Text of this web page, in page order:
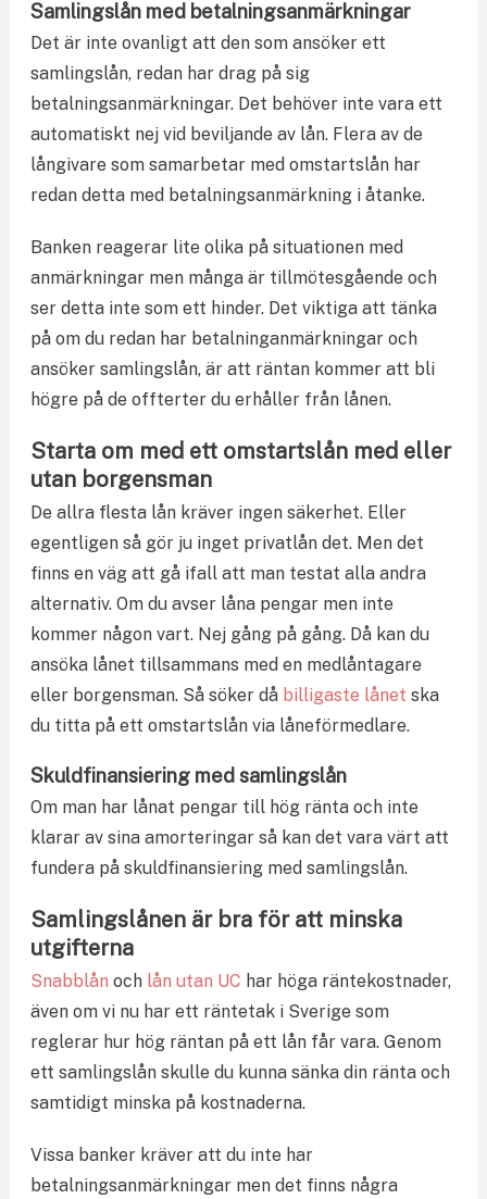
Samlingslån med betalningsanmärkningar
Det är inte ovanligt att den som ansöker ett
samlingslån, redan har drag på sig
betalningsanmärkningar. Det behöver inte vara ett
automatiskt nej vid beviljande av lån. Flera av de
långivare som samarbetar med omstartslån har
redan detta med betalningsanmärkning i åtanke.
Banken reagerar lite olika på situationen med
anmärkningar men många är tillmötesgående och
ser detta inte som ett hinder. Det viktiga att tänka
på om du redan har betalninganmärkningar och
ansöker samlingslån, är att räntan kommer att bli
högre på de offterter du erhåller från lånen.
Starta om med ett omstartslån med eller
utan borgensman
De allra flesta lån kräver ingen säkerhet. Eller
egentligen så gör ju inget privatlån det. Men det
finns en väg att gå ifall att man testat alla andra
alternativ. Om du avser låna pengar men inte
kommer någon vart. Nej gång på gång. Då kan du
ansöka lånet tillsammans med en medlåntagare
eller borgensman. Så söker då billigaste lånet ska
du titta på ett omstartslån via låneförmedlare.
Skuldfinansiering med samlingslån
Om man har lånat pengar till hög ränta och inte
klarar av sina amorteringar så kan det vara värt att
fundera på skuldfinansiering med samlingslån.
Samlingslånen är bra för att minska
utgifterna
Snabblån och lån utan UC har höga räntekostnader,
även om vi nu har ett räntetak i Sverige som
reglerar hur hög räntan på ett lån får vara. Genom
ett samlingslån skulle du kunna sänka din ränta och
samtidigt minska på kostnaderna.
Vissa banker kräver att du inte har
betalningsanmärkningar men det finns några